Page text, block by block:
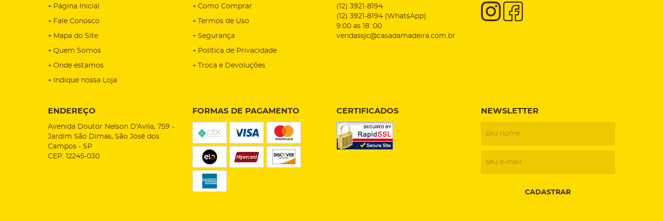
Página Inicial
Fale Conosco
Mapa do Site
Quem Somos
Onde estamos
Indique nossa Loja
Como Comprar
Termos de Uso
Segurança
Política de Privacidade
Troca e Devoluções
(12) 3921-8194
(12) 3921-8194 (WhatsApp)
9:00 as 18 :00
vendassjc@casadamadeira.com.br
ENDEREÇO
Avenida Doutor Nelson D'Avila, 759 -
Jardim São Dimas, São José dos
Campos - SP
CEP: 12245-030
FORMAS DE PAGAMENTO CERTIFICADOS NEWSLETTER
CADASTRAR